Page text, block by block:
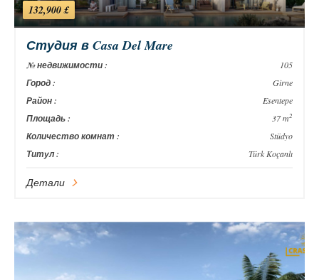
132,900 £
Студия в Casa Del Mare
№ недвижимости : 105
Город : Girne
Район : Esentepe
Площадь : 37 m2
Количество комнат : Stüdyo
Титул : Türk Koçanlı
Детали